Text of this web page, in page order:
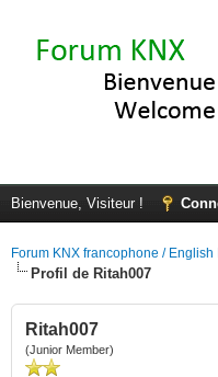
Bienvenue, Visiteur !
Forum KNX francophone / English
Profil de Ritah007
Ritah007
(Junior Member)